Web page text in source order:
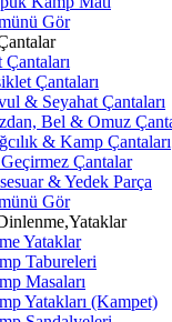
Gör
Çantaları
Çantaları
& Seyahat Çantaları
Bel & Omuz
& Kamp Çantaları
Çantalar
& Yedek Parça
Gör
Yataklar
Tabureleri
Masaları
Yatakları (Kampet)